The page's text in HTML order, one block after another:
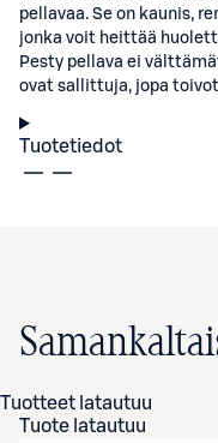
pellavaa. Se on kaunis,
jonka voit heittää
Pesty pellava ei
ovat sallittuja, jopa
Tuotetiedot
Tuotteet latautuu
Tuote latautuu